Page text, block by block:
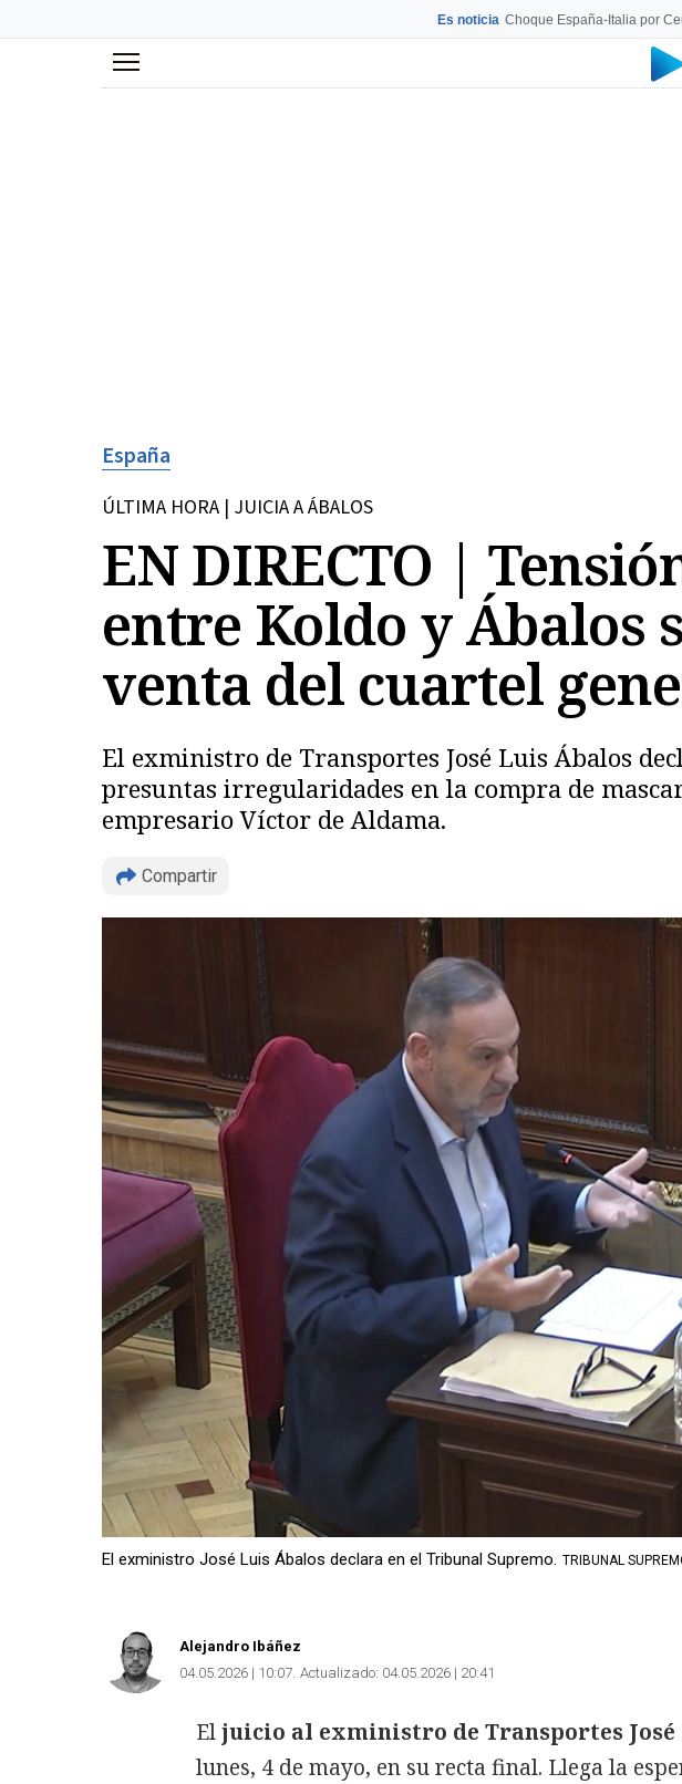
Es noticia Choque España-Italia por
Menú
España
ÚLTIMA HORA | JUICIA A ÁBALOS
EN DIRECTO |
entre Koldo y Ábalos
venta del cuartel
El exministro de Transportes José Luis Ábalos
presuntas irregularidades en la compra de
empresario Víctor de Aldama.
Compartir
El exministro José Luis Ábalos declara en el Tribunal Supremo. TRIBUNAL
Alejandro Ibáñez
04.05.2026 | 10:07 Actualizado: 04.05.2026 | 20:41
Eljuicio al exministro de Transportes José
lunes, 4 de mayo, en su recta final. Llega la